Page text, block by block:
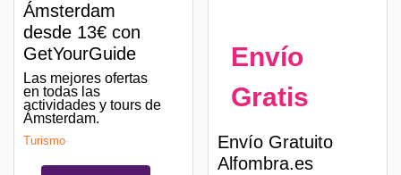
Ámsterdam
desde 13€ con
GetYourGuide
Las mejores ofertas
en todas las
actividades y tours de
Ámsterdam.
Turismo
Envío
Gratis
Envío Gratuito
Alfombra.es